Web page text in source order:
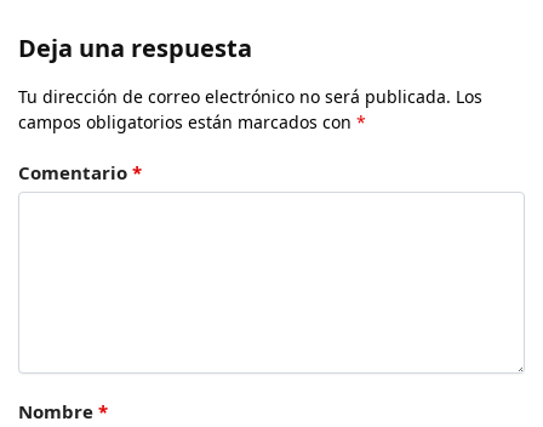
Deja una respuesta
Tu dirección de correo electrónico no será publicada. Los
campos obligatorios están marcados con *
Comentario *
Nombre *